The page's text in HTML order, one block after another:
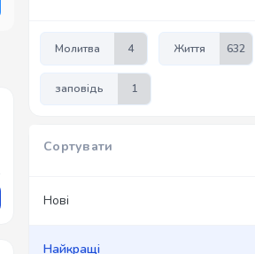
Молитва 4 Життя 632
заповідь 1
Сортувати
Нові
Найкращі